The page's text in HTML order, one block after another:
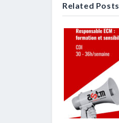
Related Posts